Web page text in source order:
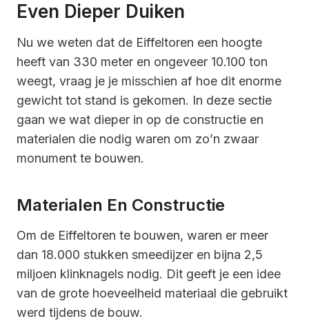
Even Dieper Duiken
Nu we weten dat de Eiffeltoren een hoogte
heeft van 330 meter en ongeveer 10.100 ton
weegt, vraag je je misschien af hoe dit enorme
gewicht tot stand is gekomen. In deze sectie
gaan we wat dieper in op de constructie en
materialen die nodig waren om zo’n zwaar
monument te bouwen.
Materialen En Constructie
Om de Eiffeltoren te bouwen, waren er meer
dan 18.000 stukken smeedijzer en bijna 2,5
miljoen klinknagels nodig. Dit geeft je een idee
van de grote hoeveelheid materiaal die gebruikt
werd tijdens de bouw.